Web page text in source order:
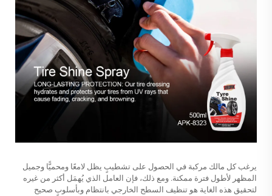
يرغب كل مالك مركبة في الحصول على تشطيبٍ يظل لامعًا ومحميًّا وجميل
المظهر لأطول فترة ممكنة. ومع ذلك، فإن العامل الذي يُهمَل أكثر من غيره
لتحقيق هذه الغاية هو تنظيف السطح الخارجي بانتظام وبأسلوبٍ صحيح